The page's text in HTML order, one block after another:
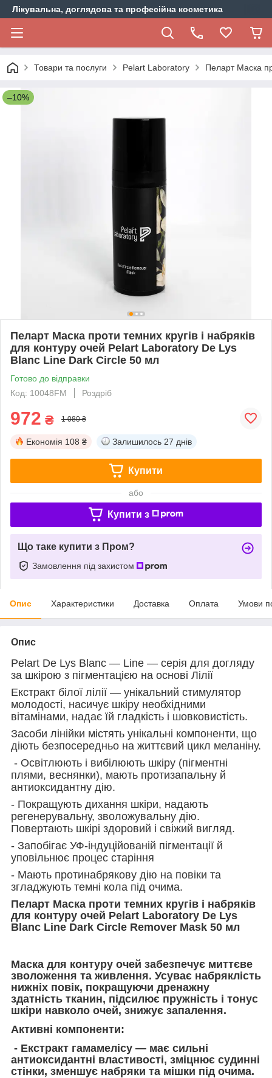
Лікувальна, доглядова та професійна косметика
Товари та послуги Pelart Laboratory Пеларт Маска
–10%
Пеларт Маска проти темних кругів і набряків
для контуру очей Pelart Laboratory De Lys
Blanc Line Dark Circle 50 мл
Готово до відправки
Код: 10048FM
Роздріб
972 ₴ 1 080 ₴
Економія 108 ₴ Залишилось 27 днів
Купити
або
Купити з
Що таке купити з Пром?
Замовлення під захистом
Опис Характеристики Доставка Оплата Умови
Опис
Pelart De Lys Blanc — Line — серія для догляду
за шкірою з пігментацією на основі Лілії
Екстракт білої лілії — унікальний стимулятор
молодості, насичує шкіру необхідними
вітамінами, надає їй гладкість і шовковистість.
Засоби лінійки містять унікальні компоненти, що
діють безпосередньо на життєвий цикл меланіну.
- Освітлюють і вибілюють шкіру (пігментні
плями, веснянки), мають протизапальну й
антиоксидантну дію.
- Покращують дихання шкіри, надають
регенерувальну, зволожувальну дію.
Повертають шкірі здоровий і свіжий вигляд.
- Запобігає УФ-індуційованій пігментації й
уповільнює процес старіння
- Мають протинабрякову дію на повіки та
згладжують темні кола під очима.
Пеларт Маска проти темних кругів і набряків
для контуру очей Pelart Laboratory De Lys
Blanc Line Dark Circle Remover Mask 50 мл
Маска для контуру очей забезпечує миттєве
зволоження та живлення. Усуває набряклість
нижніх повік, покращуючи дренажну
здатність тканин, підсилює пружність і тонус
шкіри навколо очей, знижує запалення.
Активні компоненти:
- Екстракт гамамелісу — має сильні
антиоксидантні властивості, зміцнює судинні
стінки, зменшує набряки та мішки під очима.